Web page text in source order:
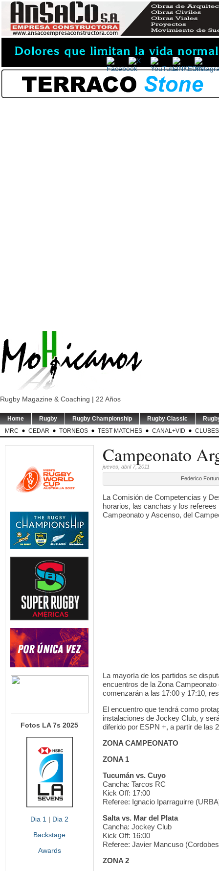
Rugby Magazine & Coaching | 22 Años
Home Rugby Rugby Championship Rugby Classic
MRC
CEDAR TORNEOS TEST MATCHES CANAL+VID CLUBES
Fotos LA 7s 2025
Dia 1 | Dia 2
Backstage
Awards
Campeonato
jueves, abril 7, 2011
Federico
La Comisión de Competencias y
horarios, las canchas y los
Campeonato y Ascenso, del
La mayoría de los partidos se
encuentros de la Zona
comenzarán a las 17:00 y 17:10,
El encuentro que tendrá como
instalaciones de Jockey Club, y
diferido por ESPN +, a partir de las
ZONA CAMPEONATO
ZONA 1
Tucumán vs. Cuyo
Cancha: Tarcos RC
Kick Off: 17:00
Referee: Ignacio Iparraguirre
Salta vs. Mar del Plata
Cancha: Jockey Club
Kick Off: 16:00
Referee: Javier Mancuso
ZONA 2